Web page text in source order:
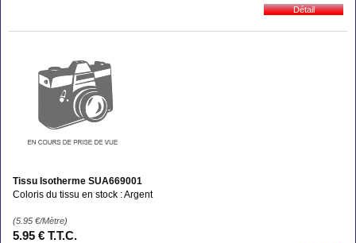
Tissu Isotherme SUA669001
Coloris du tissu en stock : Argent
(5.95 €/Mètre)
5.95 € T.T.C.